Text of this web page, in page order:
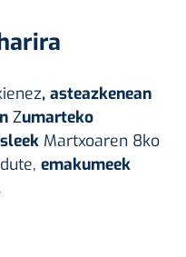
, asteazkenean
Zumarteko
Martxoaren 8ko
emakumeek